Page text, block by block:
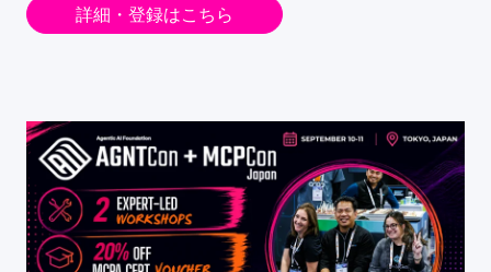
詳細・登録はこちら